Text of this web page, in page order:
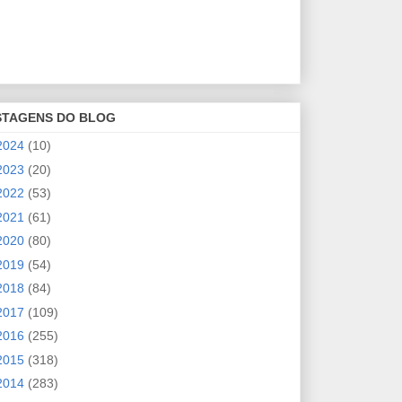
DO BLOG
(10)
(20)
(53)
(61)
(80)
(54)
(84)
(109)
(255)
(318)
(283)